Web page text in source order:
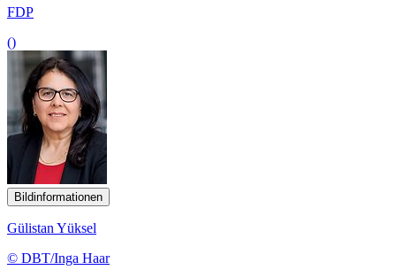
FDP
()
Bildinformationen
Gülistan Yüksel
© DBT/Inga Haar